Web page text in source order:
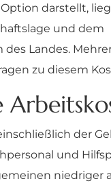
darstellt,
und dem
Landes.
zu diesem
der
und
niedriger